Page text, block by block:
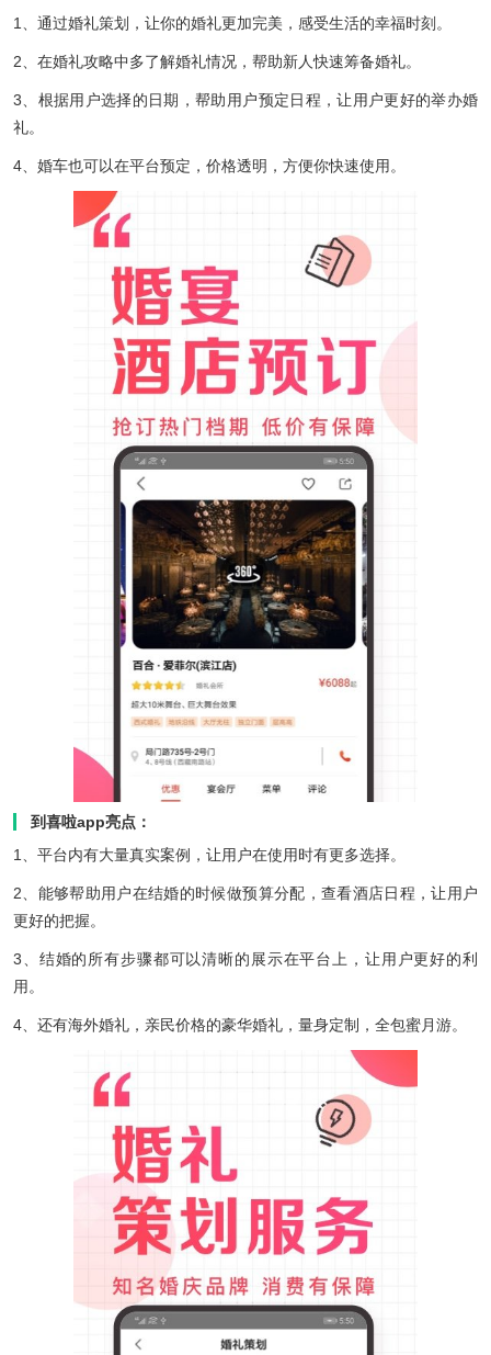
1、通过婚礼策划，让你的婚礼更加完美，感受生活的幸福时刻。
2、在婚礼攻略中多了解婚礼情况，帮助新人快速筹备婚礼。
3、根据用户选择的日期，帮助用户预定日程，让用户更好的举办婚
礼。
4、婚车也可以在平台预定，价格透明，方便你快速使用。
到喜啦app亮点：
1、平台内有大量真实案例，让用户在使用时有更多选择。
2、能够帮助用户在结婚的时候做预算分配，查看酒店日程，让用户
更好的把握。
3、结婚的所有步骤都可以清晰的展示在平台上，让用户更好的利
用。
4、还有海外婚礼，亲民价格的豪华婚礼，量身定制，全包蜜月游。